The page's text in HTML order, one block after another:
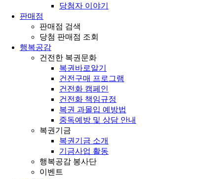
당첨자 이야기
판매점
판매점 검색
당첨 판매점 조회
행복공감
건전한 복권문화
복권바로알기
건전구매 프로그램
건전화 캠페인
건전화 책임규정
복권 과몰입 예방법
중독예방 및 상담 안내
복권기금
복권기금 소개
기금사업 활동
행복공감 봉사단
이벤트